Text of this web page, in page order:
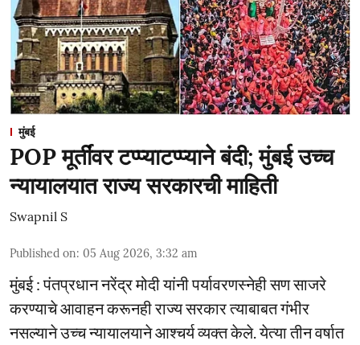
मुंबई
POP मूर्तींवर टप्प्याटप्प्याने बंदी; मुंबई उच्च
न्यायालयात राज्य सरकारची माहिती
Swapnil S
Published on: 05 Aug 2026, 3:32 am
मुंबई : पंतप्रधान नरेंद्र मोदी यांनी पर्यावरणस्नेही सण साजरे
करण्याचे आवाहन करूनही राज्य सरकार त्याबाबत गंभीर
नसल्याने उच्च न्यायालयाने आश्चर्य व्यक्त केले. येत्या तीन वर्षात